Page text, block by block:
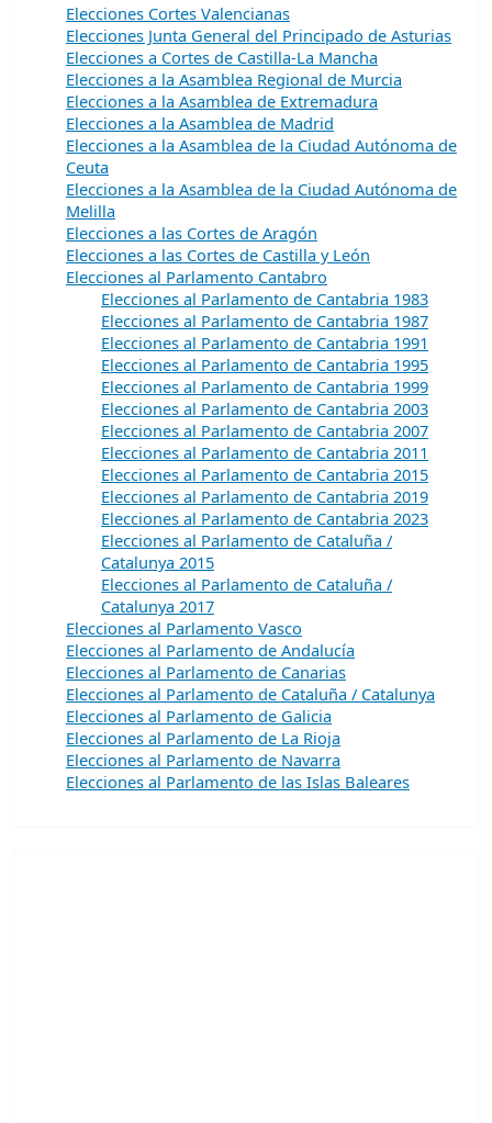
Elecciones Cortes Valencianas
Elecciones Junta General del Principado de Asturias
Elecciones a Cortes de Castilla-La Mancha
Elecciones a la Asamblea Regional de Murcia
Elecciones a la Asamblea de Extremadura
Elecciones a la Asamblea de Madrid
Elecciones a la Asamblea de la Ciudad Autónoma de
Ceuta
Elecciones a la Asamblea de la Ciudad Autónoma de
Melilla
Elecciones a las Cortes de Aragón
Elecciones a las Cortes de Castilla y León
Elecciones al Parlamento Cantabro
Elecciones al Parlamento de Cantabria 1983
Elecciones al Parlamento de Cantabria 1987
Elecciones al Parlamento de Cantabria 1991
Elecciones al Parlamento de Cantabria 1995
Elecciones al Parlamento de Cantabria 1999
Elecciones al Parlamento de Cantabria 2003
Elecciones al Parlamento de Cantabria 2007
Elecciones al Parlamento de Cantabria 2011
Elecciones al Parlamento de Cantabria 2015
Elecciones al Parlamento de Cantabria 2019
Elecciones al Parlamento de Cantabria 2023
Elecciones al Parlamento de Cataluña /
Catalunya 2015
Elecciones al Parlamento de Cataluña /
Catalunya 2017
Elecciones al Parlamento Vasco
Elecciones al Parlamento de Andalucía
Elecciones al Parlamento de Canarias
Elecciones al Parlamento de Cataluña / Catalunya
Elecciones al Parlamento de Galicia
Elecciones al Parlamento de La Rioja
Elecciones al Parlamento de Navarra
Elecciones al Parlamento de las Islas Baleares